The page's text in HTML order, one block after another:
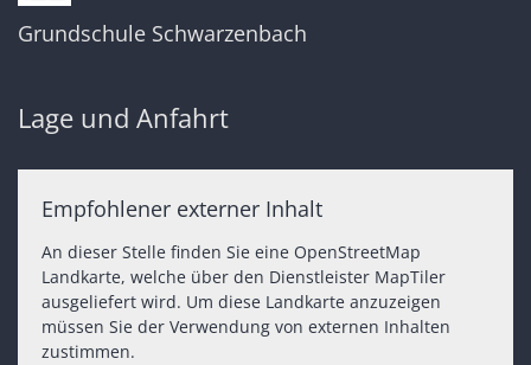
Grundschule Schwarzenbach
Lage und Anfahrt
Empfohlener externer Inhalt
An dieser Stelle finden Sie eine OpenStreetMap
Landkarte, welche über den Dienstleister MapTiler
ausgeliefert wird. Um diese Landkarte anzuzeigen
müssen Sie der Verwendung von externen Inhalten
zustimmen.